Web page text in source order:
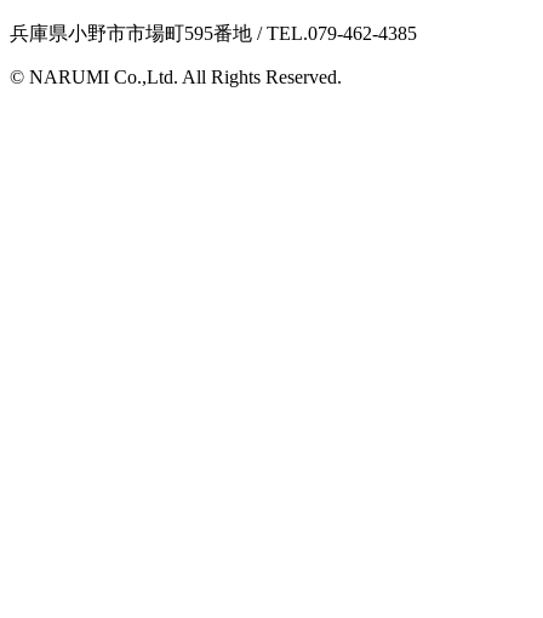
兵庫県小野市市場町595番地 / TEL.079-462-4385
© NARUMI Co.,Ltd. All Rights Reserved.